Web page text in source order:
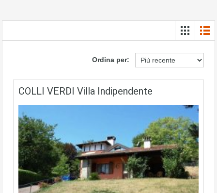
Ordina per:
COLLI VERDI Villa Indipendente